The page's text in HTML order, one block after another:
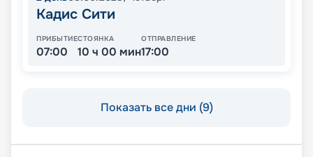
Кадис Сити
ПРИБЫТИЕ
07:00
СТОЯНКА
10 ч 00 мин
ОТПРАВЛЕНИЕ
17:00
Показать все дни (9)